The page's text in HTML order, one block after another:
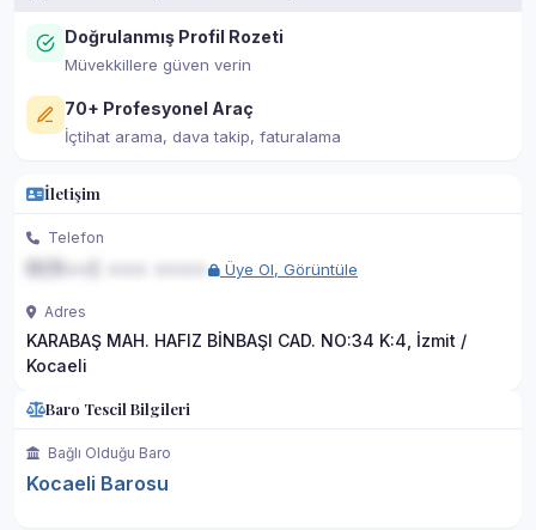
Doğrulanmış Profil Rozeti
Müvekkillere güven verin
70+ Profesyonel Araç
İçtihat arama, dava takip, faturalama
İletişim
Telefon
Üye Ol, Görüntüle
Adres
KARABAŞ MAH. HAFIZ BİNBAŞI CAD. NO:34 K:4, İzmit /
Kocaeli
Baro Tescil Bilgileri
Bağlı Olduğu Baro
Kocaeli Barosu